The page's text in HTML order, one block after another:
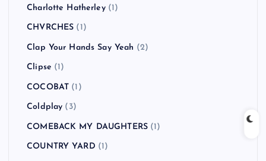
Charlotte Hatherley(1)
CHVRCHES (1)
Clap Your Hands Say Yeah (2)
Clipse (1)
COCOBAT (1)
Coldplay (3)
COMEBACK MY DAUGHTERS (1)
COUNTRY YARD (1)